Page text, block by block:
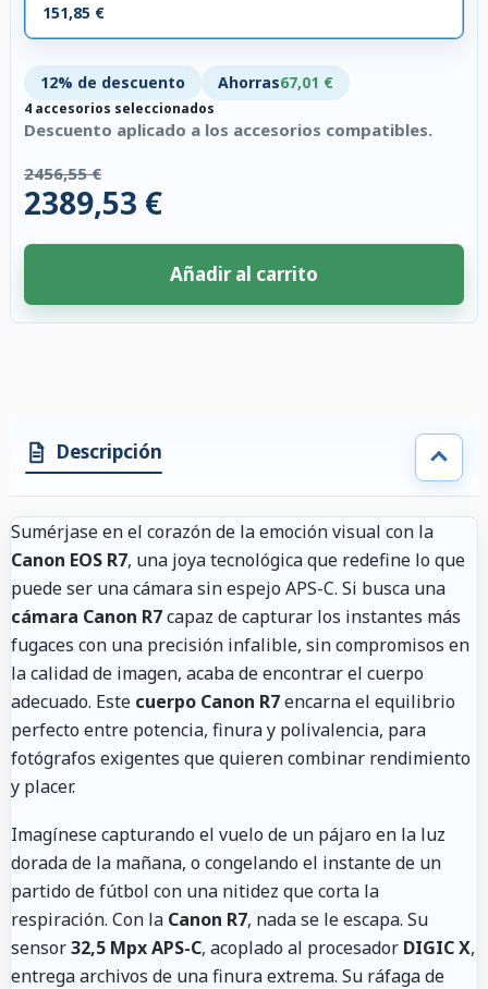
151,85 €
12% de descuento Ahorras67,01 €
4 accesorios seleccionados
Descuento aplicado a los accesorios compatibles.
2456,55 €
2389,53 €
Añadir al carrito
Descripción
Sumérjase en el corazón de la emoción visual con la
Canon EOS R7, una joya tecnológica que redefine lo que
puede ser una cámara sin espejo APS-C. Si busca una
cámara Canon R7capaz de capturar los instantes más
fugaces con una precisión infalible, sin compromisos en
la calidad de imagen, acaba de encontrar el cuerpo
adecuado. Este cuerpo Canon R7encarna el equilibrio
perfecto entre potencia, finura y polivalencia, para
fotógrafos exigentes que quieren combinar rendimiento
y placer.
Imagínese capturando el vuelo de un pájaro en la luz
dorada de la mañana, o congelando el instante de un
partido de fútbol con una nitidez que corta la
respiración. Con la Canon R7, nada se le escapa. Su
sensor32,5 Mpx APS-C, acoplado al procesador DIGIC X,
entrega archivos de una finura extrema. Su ráfaga de